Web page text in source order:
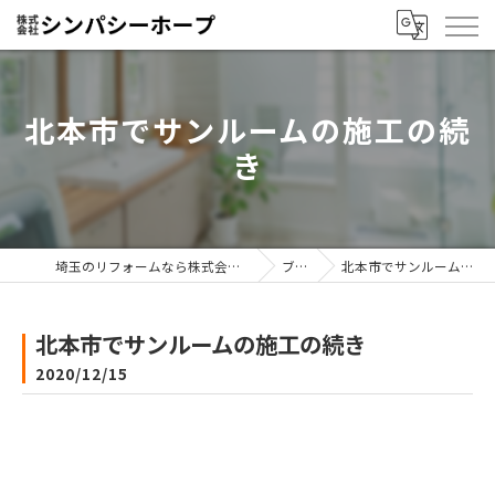
北本市でサンルームの施工の続
き
埼玉のリフォームなら株式会社シンパシーホープ ブログ 北本市でサンルームの施工の続き
北本市でサンルームの施工の続き
2020/12/15